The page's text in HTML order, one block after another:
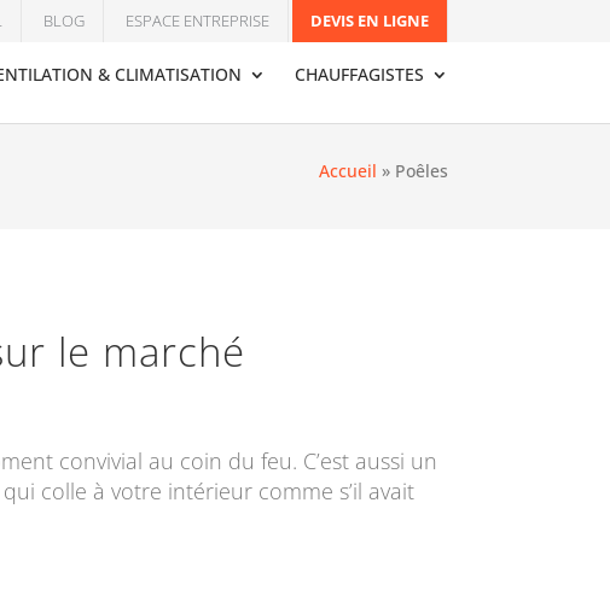
BLOG ESPACE ENTREPRISE DEVIS EN LIGNE
& CLIMATISATION CHAUFFAGISTES
Accueil » Poêles
le marché
convivial au coin du feu. C’est aussi un
colle à votre intérieur comme s’il avait